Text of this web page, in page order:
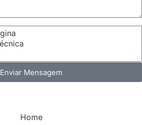
Enviar Mensagem
Home